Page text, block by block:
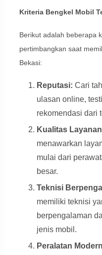
Kriteria Bengkel Mobil
Berikut adalah beberapa
pertimbangkan saat
Bekasi:
Reputasi: Cari
ulasan online,
rekomendasi dari
Kualitas
menawarkan
mulai dari
besar.
Teknisi
memiliki teknisi
berpengalaman
jenis mobil.
Peralatan